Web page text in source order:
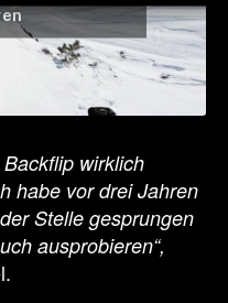
wirklich
habe vor drei Jahren
Stelle gesprungen
ausprobieren“,